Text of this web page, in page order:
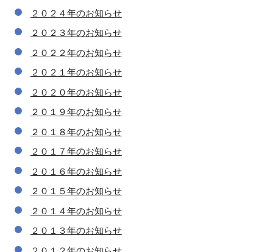
２０２４年のお知らせ
２０２３年のお知らせ
２０２２年のお知らせ
２０２１年のお知らせ
２０２０年のお知らせ
２０１９年のお知らせ
２０１８年のお知らせ
２０１７年のお知らせ
２０１６年のお知らせ
２０１５年のお知らせ
２０１４年のお知らせ
２０１３年のお知らせ